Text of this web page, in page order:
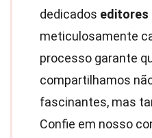
dedicados editores
meticulosamente
processo garante
compartilhamos
fascinantes, mas
Confie em nosso